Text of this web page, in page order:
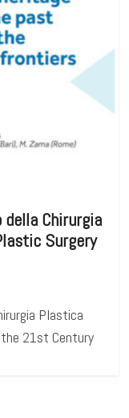
Chirurgia
Surgery
Plastica
21st Century